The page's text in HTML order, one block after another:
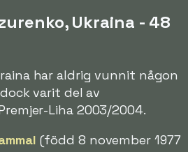
Ukraina - 48
har aldrig vunnit någon
varit del av
Liha 2003/2004.
(född 8 november 1977